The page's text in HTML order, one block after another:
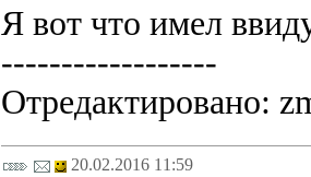
Я вот что имел
------------------
Отредактировано:
20.02.2016 11:59